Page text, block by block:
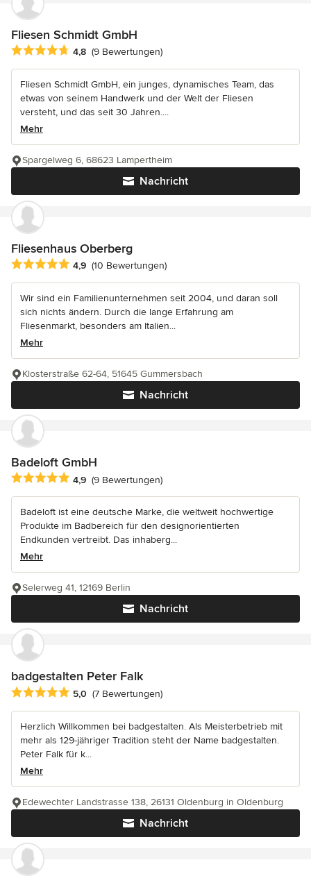
Fliesen Schmidt GmbH
Durchschnittliche Bewertung: 4.8 von 5 Sternen
4,8 (9 Bewertungen)
Fliesen Schmidt GmbH, ein junges, dynamisches Team, das
etwas von seinem Handwerk und der Welt der Fliesen
versteht, und das seit 30 Jahren....
Mehr
Nachricht
Spargelweg 6, 68623 Lampertheim
Fliesenhaus Oberberg
Durchschnittliche Bewertung: 4.9 von 5 Sternen
4,9 (10 Bewertungen)
Wir sind ein Familienunternehmen seit 2004, und daran soll
sich nichts ändern. Durch die lange Erfahrung am
Fliesenmarkt, besonders am Italien...
Mehr
Nachricht
Klosterstraße 62-64, 51645 Gummersbach
Badeloft GmbH
Durchschnittliche Bewertung: 4.9 von 5 Sternen
4,9 (9 Bewertungen)
Badeloft ist eine deutsche Marke, die weltweit hochwertige
Produkte im Badbereich für den designorientierten
Endkunden vertreibt. Das inhaberg...
Mehr
Nachricht
Selerweg 41, 12169 Berlin
badgestalten Peter Falk
Durchschnittliche Bewertung: 5 von 5 Sternen
5,0 (7 Bewertungen)
Herzlich Willkommen bei badgestalten. Als Meisterbetrieb mit
mehr als 129-jähriger Tradition steht der Name badgestalten.
Peter Falk für k...
Mehr
Nachricht
Edewechter Landstrasse 138, 26131 Oldenburg in Oldenburg